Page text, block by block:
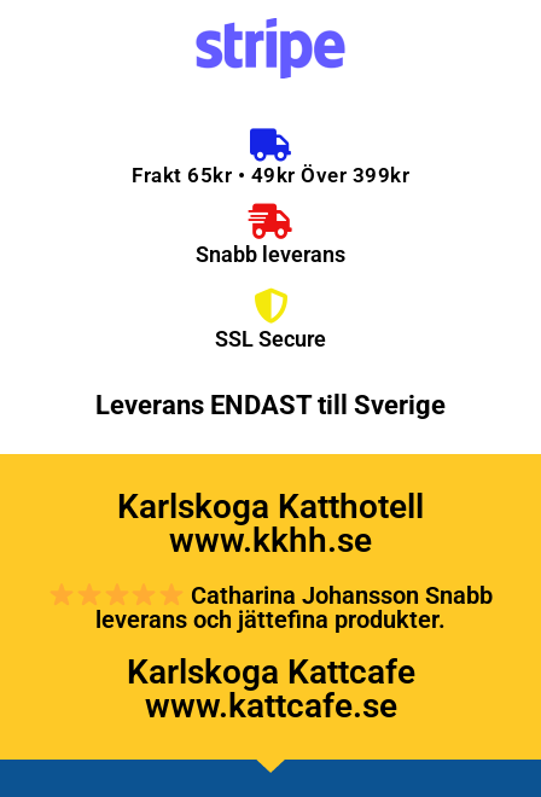
Frakt 65kr • 49kr Över 399kr
Snabb leverans
SSL Secure
Leverans ENDAST till Sverige
Karlskoga Katthotell
www.kkhh.se
Catharina Johansson Snabb
leverans och jättefina produkter.
Karlskoga Kattcafe
www.kattcafe.se